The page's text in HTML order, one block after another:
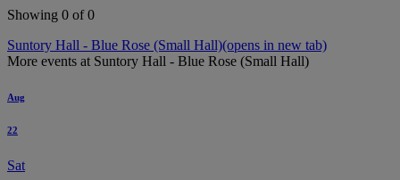
Showing 0 of 0
Suntory Hall - Blue Rose (Small Hall)(opens in new tab)
More events at Suntory Hall - Blue Rose (Small Hall)
Aug
22
Sat